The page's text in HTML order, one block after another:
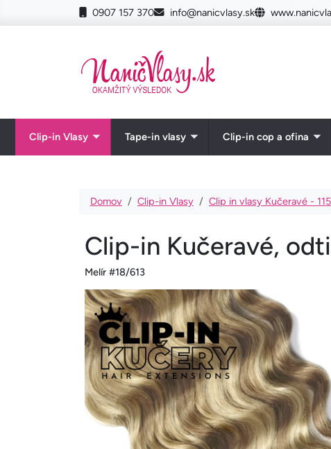
Skočiť na hlavný obsah0907 157 370 info@nanicvlasy.sk
Clip-in Vlasy
Toggle submenu
Tape-in vlasy
Toggle submenu
Clip-in cop a ofina
Omrvinka
Domov Clip-in Vlasy Clip in vlasy Kučeravé -
Clip-in Kučeravé,
Melír #18/613